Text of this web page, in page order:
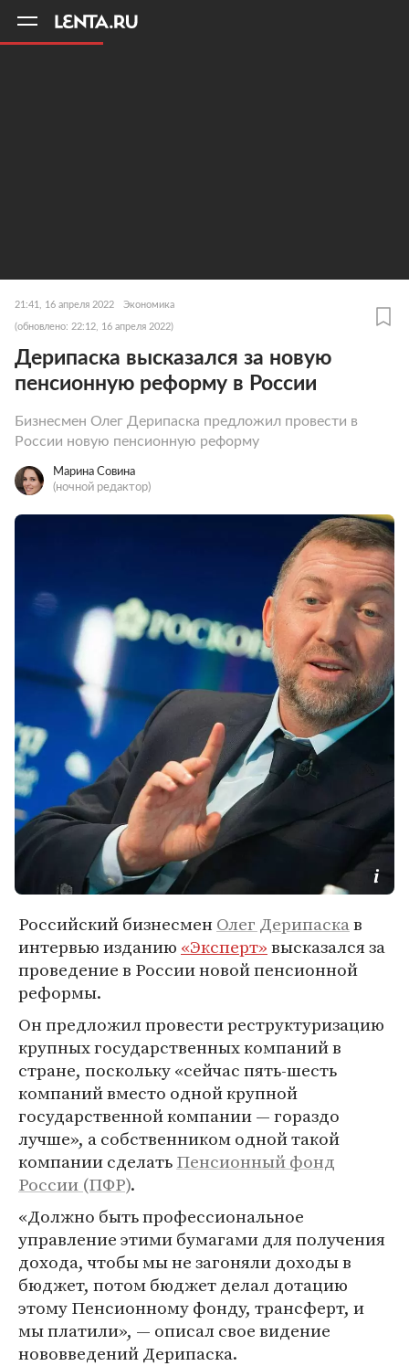
21:41, 16 апреля 2022 Экономика
(обновлено: 22:12, 16 апреля 2022)
Дерипаска высказался за новую
пенсионную реформу в России
Бизнесмен Олег Дерипаска предложил провести в
России новую пенсионную реформу
Марина Совина
(ночной редактор)
Российский бизнесменОлег Дерипаскав
интервью изданию «Эксперт»высказался за
проведение в России новой пенсионной
реформы.
Он предложил провести реструктуризацию
крупных государственных компаний в
стране, поскольку «сейчас пять-шесть
компаний вместо одной крупной
государственной компании — гораздо
лучше», а собственником одной такой
компании сделатьПенсионный фонд
России (ПФР).
«Должно быть профессиональное
управление этими бумагами для получения
дохода, чтобы мы не загоняли доходы в
бюджет, потом бюджет делал дотацию
этому Пенсионному фонду, трансферт, и
мы платили», — описал свое видение
нововведений Дерипаска.